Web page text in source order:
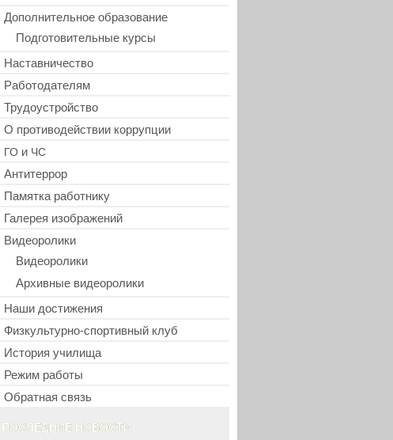
Дополнительное образование
Подготовительные курсы
Наставничество
Работодателям
Трудоустройство
О противодействии коррупции
ГО и ЧС
Антитеррор
Памятка работнику
Галерея изображений
Видеоролики
Видеоролики
Архивные видеоролики
Наши достижения
Физкультурно-спортивный клуб
История училища
Режим работы
Обратная связь
ПОСЛЕДНИЕ НОВОСТИ